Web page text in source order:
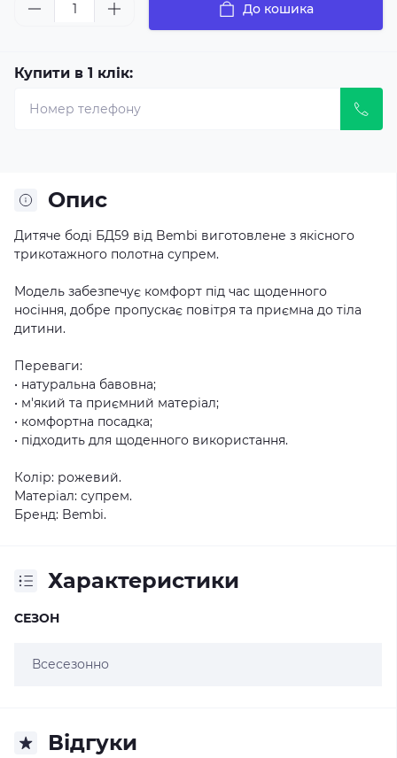
До кошика
Купити в 1 клік:
Опис
Дитяче боді БД59 від Bembi виготовлене з якісного
трикотажного полотна супрем.
Модель забезпечує комфорт під час щоденного
носіння, добре пропускає повітря та приємна до тіла
дитини.
Переваги:
• натуральна бавовна;
• м'який та приємний матеріал;
• комфортна посадка;
• підходить для щоденного використання.
Колір: рожевий.
Матеріал: супрем.
Бренд: Bembi.
Характеристики
СЕЗОН
Всесезонно
Відгуки